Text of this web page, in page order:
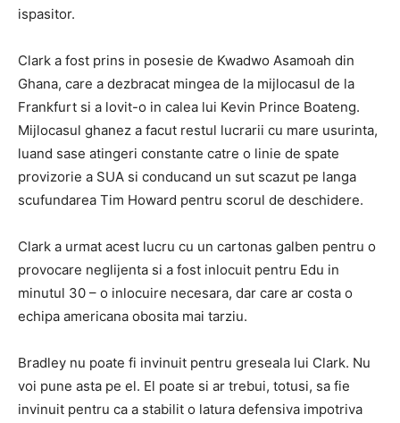
ispasitor.
Clark a fost prins in posesie de Kwadwo Asamoah din
Ghana, care a dezbracat mingea de la mijlocasul de la
Frankfurt si a lovit-o in calea lui Kevin Prince Boateng.
Mijlocasul ghanez a facut restul lucrarii cu mare usurinta,
luand sase atingeri constante catre o linie de spate
provizorie a SUA si conducand un sut scazut pe langa
scufundarea Tim Howard pentru scorul de deschidere.
Clark a urmat acest lucru cu un cartonas galben pentru o
provocare neglijenta si a fost inlocuit pentru Edu in
minutul 30 – o inlocuire necesara, dar care ar costa o
echipa americana obosita mai tarziu.
Bradley nu poate fi invinuit pentru greseala lui Clark. Nu
voi pune asta pe el. El poate si ar trebui, totusi, sa fie
invinuit pentru ca a stabilit o latura defensiva impotriva